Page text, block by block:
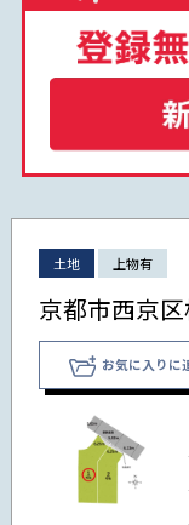
土地 上物有
京都市西京
お気に入りに